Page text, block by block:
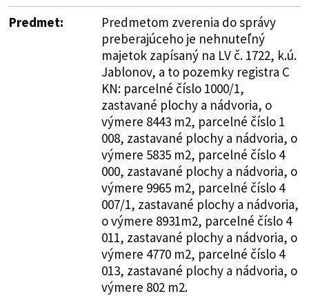
Predmet:
Predmetom zverenia do správy
preberajúceho je nehnuteľný
majetok zapísaný na LV č. 1722, k.ú.
Jablonov, a to pozemky registra C
KN: parcelné číslo 1000/1,
zastavané plochy a nádvoria, o
výmere 8443 m2, parcelné číslo 1
008, zastavané plochy a nádvoria, o
výmere 5835 m2, parcelné číslo 4
000, zastavané plochy a nádvoria, o
výmere 9965 m2, parcelné číslo 4
007/1, zastavané plochy a nádvoria,
o výmere 8931m2, parcelné číslo 4
011, zastavané plochy a nádvoria, o
výmere 4770 m2, parcelné číslo 4
013, zastavané plochy a nádvoria, o
výmere 802 m2.